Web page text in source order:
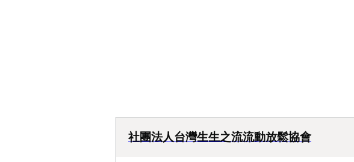
社團法人台灣生生之流流動放鬆協會